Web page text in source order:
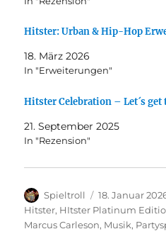
Hitster: Urban & Hip-Hop
18. März 2026
In "Erweiterungen"
Hitster Celebration – Let´s get
21. September 2025
In "Rezension"
Autor
Spieltroll
Veröffentlicht
am
18. Januar
Hitster, HItster Platinum
Marcus Carleson, Musik,